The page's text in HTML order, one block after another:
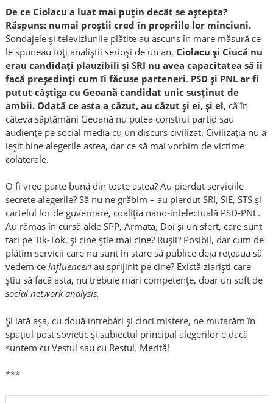
De ce Ciolacu a luat mai puțin decât se aștepta?
Răspuns: numai proștii cred în propriile lor minciuni.
Sondajele și televiziunile plătite au ascuns în mare măsură ce
le spuneau toți analiștii serioși de un an, Ciolacu și Ciucă nu
erau candidați plauzibili și SRI nu avea capacitatea să îi
facă președinți cum îi făcuse parteneri. PSD și PNL ar fi
putut câștiga cu Geoană candidat unic susținut de
ambii. Odată ce asta a căzut, au căzut și ei, și el, că în
câteva săptămâni Geoană nu putea construi partid sau
audiențe pe social media cu un discurs civilizat. Civilizația nu a
ieșit bine alegerile astea, dar ce să mai vorbim de victime
colaterale.
O fi vreo parte bună din toate astea? Au pierdut serviciile
secrete alegerile? Să nu ne grăbim – au pierdut SRI, SIE, STS și
cartelul lor de guvernare, coaliția nano-intelectuală PSD-PNL.
Au rămas în cursă alde SPP, Armata, Doi și un sfert, care sunt
tari pe Tik-Tok, și cine știe mai cine? Rușii? Posibil, dar cum de
plătim servicii care nu sunt în stare să publice deja rețeaua să
vedem ce influenceriau sprijinit pe cine? Există ziariști care
știu să facă asta, nu trebuie mari competențe, doar un soft de
social network analysis.
Și iată așa, cu două întrebări și cinci mistere, ne mutarăm în
spațiul post sovietic și subiectul principal alegerilor e dacă
suntem cu Vestul sau cu Restul. Merită!
***